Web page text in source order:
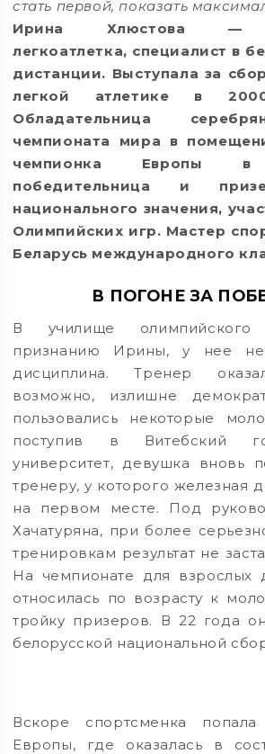
стать первой, показать
Ирина Хлюстова —
легкоатлетка, специалист в
дистанции. Выступала за
легкой атлетике в
Обладательница
чемпионата мира в
чемпионка Европы в
победительница и
национального значения,
Олимпийских игр. Мастер
Беларусь международного
В ПОГОНЕ ЗА
В училище
признанию Ирины, у нее
дисциплина. Тренер
возможно, излишне
пользовались некоторые
поступив в Витебский
университет, девушка вновь
тренеру, у которого железная
на первом месте. Под
Хачатуряна, при более
тренировкам результат не
На чемпионате для взрослых
относилась по возрасту к
тройку призеров. В 22 года
белорусской национальной
Вскоре спортсменка
Европы, где оказалась в